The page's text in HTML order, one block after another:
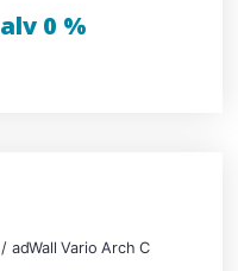
alv 0 %
/ adWall Vario Arch C